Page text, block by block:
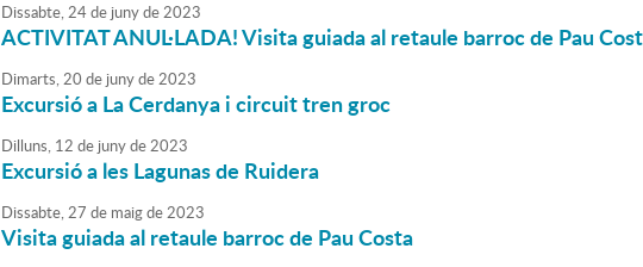
Dissabte,24de junyde2023
ACTIVITAT ANUL·LADA! Visita guiada al retaule barroc de Pau
Dimarts,20 de junyde2023
Excursió a La Cerdanya i circuit tren groc
Dilluns, 12 de junyde2023
Excursió a les Lagunas de Ruidera
Dissabte,27 de maigde2023
Visita guiada al retaule barroc de Pau Costa